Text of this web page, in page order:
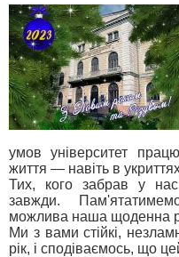
умов університет
життя — навіть в
Тих, кого забрав у
завжди.
можлива наша щоденна
Ми з вами стійкі,
рік, і сподіваємось, що